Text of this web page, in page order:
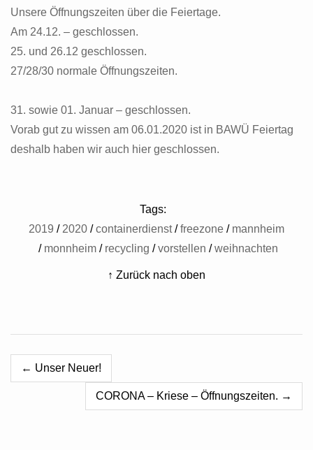
Unsere Öffnungszeiten über die Feiertage.
Am 24.12. – geschlossen.
25. und 26.12 geschlossen.
27/28/30 normale Öffnungszeiten.
31. sowie 01. Januar – geschlossen.
Vorab gut zu wissen am 06.01.2020 ist in BAWÜ Feiertag
deshalb haben wir auch hier geschlossen.
Tags:
2019
2020 containerdienst freezone
mannheim
monnheim
recycling vorstellen weihnachten
↑ Zurück nach oben
← Unser Neuer!
CORONA – Kriese – Öffnungszeiten. →